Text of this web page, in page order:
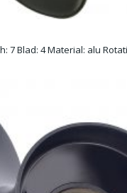
7 Blad: 4 Material: alu